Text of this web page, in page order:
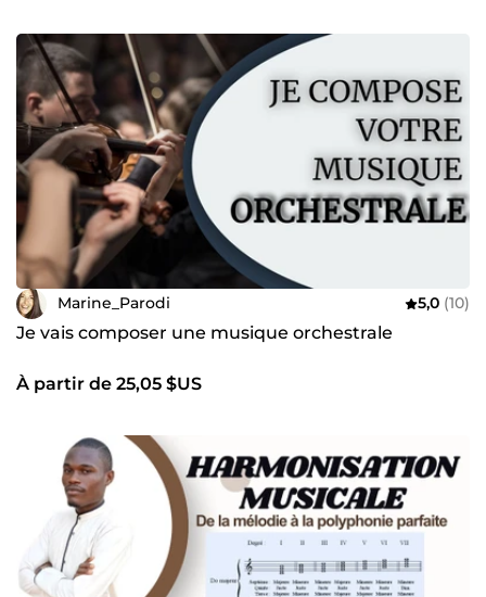
Marine_Parodi 5,0 (10)
Je vais composer une musique orchestrale
À partir de 25,05 $US